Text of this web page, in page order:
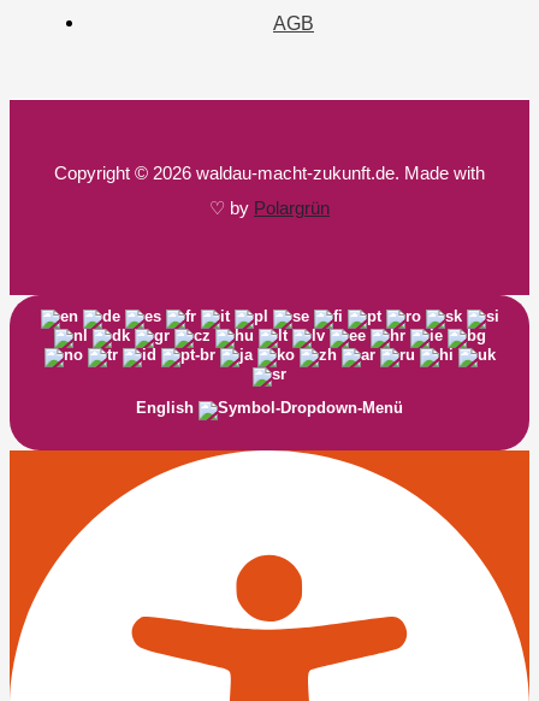
AGB
Copyright © 2026 waldau-macht-zukunft.de. Made with
♡ by Polargrün
English